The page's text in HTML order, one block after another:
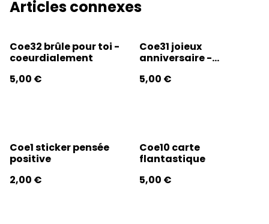
Articles connexes
Coe32 brûle pour toi -
coeurdialement
5,00 €
Coe31 joieux
anniversaire -
5,00 €
Coe1 sticker pensée
positive
2,00 €
Coe10 carte
flantastique
5,00 €